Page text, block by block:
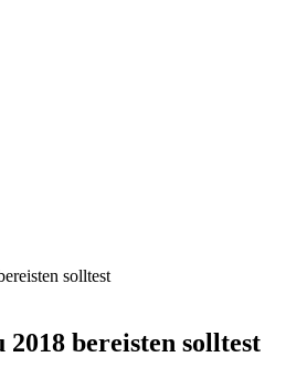
2018 bereisten solltest